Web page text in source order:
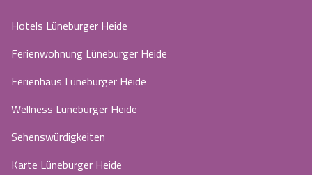
Hotels Lüneburger Heide
Ferienwohnung Lüneburger Heide
Ferienhaus Lüneburger Heide
Wellness Lüneburger Heide
Sehenswürdigkeiten
Karte Lüneburger Heide